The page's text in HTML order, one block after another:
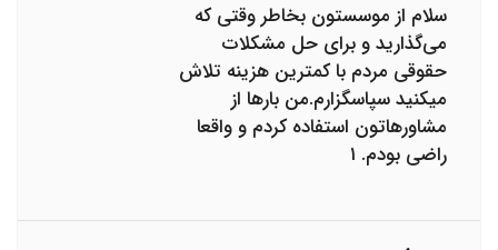
سلام از موسستون بخاطر وقتی که
می‌گذارید و برای حل مشکلات
حقوقی مردم با کمترین هزینه تلاش
میکنید سپاسگزارم.من بارها از
مشاورهاتون استفاده کردم و واقعا
راضی بودم. ۱